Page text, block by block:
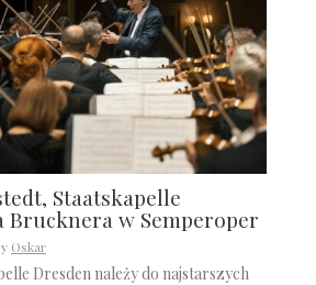
Staatskapelle
Brucknera w Semperoper
Oskar
Dresden należy do najstarszych